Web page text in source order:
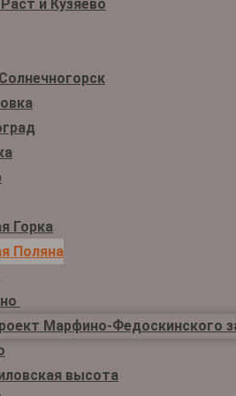
и Кузяево
Горка
Поляна
Марфино-Федоскинского
высота